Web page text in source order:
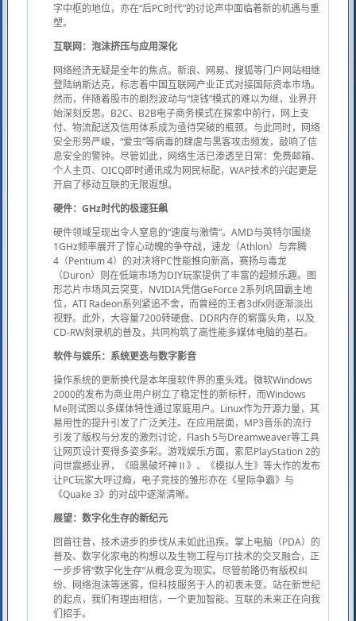
字中枢的地位，亦在“后PC时代”的讨论声中面临着新的机遇与重
塑。
互联网：泡沫挤压与应用深化
网络经济无疑是全年的焦点。新浪、网易、搜狐等门户网站相继
登陆纳斯达克，标志着中国互联网产业正式对接国际资本市场。
然而，伴随着股市的剧烈波动与“烧钱”模式的难以为继，业界开
始深刻反思。B2C、B2B电子商务模式在探索中前行，网上支
付、物流配送及信用体系成为亟待突破的瓶颈。与此同时，网络
安全形势严峻，“爱虫”等病毒的肆虐与黑客攻击频发，敲响了信
息安全的警钟。尽管如此，网络生活已渗透至日常：免费邮箱、
个人主页、OICQ即时通讯成为网民标配，WAP技术的兴起更是
开启了移动互联的无限遐想。
硬件：GHz时代的极速狂飙
硬件领域呈现出令人窒息的“速度与激情”。AMD与英特尔围绕
1GHz频率展开了惊心动魄的争夺战，速龙（Athlon）与奔腾
4（Pentium 4）的对决将PC性能推向新高，赛扬与毒龙
（Duron）则在低端市场为DIY玩家提供了丰富的超频乐趣。图
形芯片市场风云突变，NVIDIA凭借GeForce 2系列巩固霸主地
位，ATI Radeon系列紧追不舍，而曾经的王者3dfx则逐渐淡出
视野。此外，大容量7200转硬盘、DDR内存的崭露头角，以及
CD-RW刻录机的普及，共同构筑了高性能多媒体电脑的基石。
软件与娱乐：系统更迭与数字影音
操作系统的更新换代是本年度软件界的重头戏。微软Windows
2000的发布为商业用户树立了稳定性的新标杆，而Windows
Me则试图以多媒体特性通过家庭用户。Linux作为开源力量，其
易用性的提升引发了广泛关注。在应用层面，MP3音乐的流行
引发了版权与分发的激烈讨论，Flash 5与Dreamweaver等工具
让网页设计变得多姿多彩。游戏娱乐方面，索尼PlayStation 2的
问世震撼业界，《暗黑破坏神Ⅱ》、《模拟人生》等大作的发布
让PC玩家大呼过瘾，电子竞技的雏形亦在《星际争霸》与
《Quake 3》的对战中逐渐清晰。
展望：数字化生存的新纪元
回首往昔，技术进步的步伐从未如此迅疾。掌上电脑（PDA）的
普及、数字化家电的构想以及生物工程与IT技术的交叉融合，正
一步步将“数字化生存”从概念变为现实。尽管前路仍有版权纠
纷、网络泡沫等迷雾，但科技服务于人的初衷未变。站在新世纪
的起点，我们有理由相信，一个更加智能、互联的未来正在向我
们招手。